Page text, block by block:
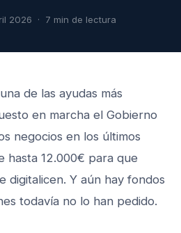
2026 · 7 min de lectura
de las ayudas más
en marcha el Gobierno
negocios en los últimos
hasta 12.000€ para que
digitalicen. Y aún hay fondos
todavía no lo han pedido.